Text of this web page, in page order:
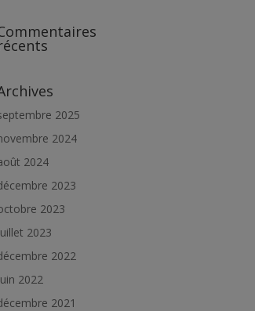
2025
2024
2024
2023
2023
2023
2022
2022
2021